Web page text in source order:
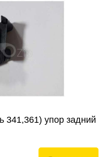
341,361) упор задний